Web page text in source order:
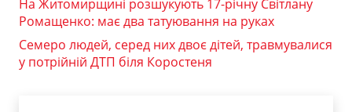
На Житомирщині розшукують 17-річну Світлану
Ромащенко: має два татуювання на руках
Семеро людей, серед них двоє дітей, травмувалися
у потрійній ДТП біля Коростеня